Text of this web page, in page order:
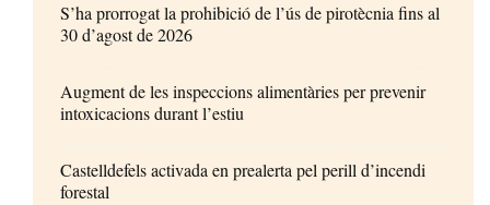
S’ha prorrogat la prohibició de l’ús de pirotècnia fins al
30 d’agost de 2026
Augment de les inspeccions alimentàries per prevenir
intoxicacions durant l’estiu
Castelldefels activada en prealerta pel perill d’incendi
forestal